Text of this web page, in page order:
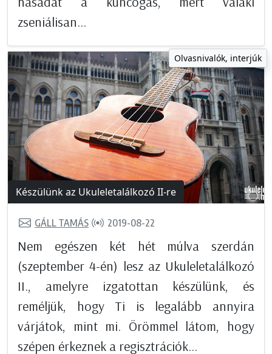
zseniálisan...
Olvasnivalók, interjúk
Készülünk az Ukuleletalálkozó II-re
GÁLL TAMÁS 2019-08-22
Nem egészen két hét múlva szerdán
(szeptember 4-én) lesz az Ukuleletalálkozó
II., amelyre izgatottan készülünk, és
reméljük, hogy Ti is legalább annyira
várjátok, mint mi. Örömmel látom, hogy
szépen érkeznek a regisztrációk...